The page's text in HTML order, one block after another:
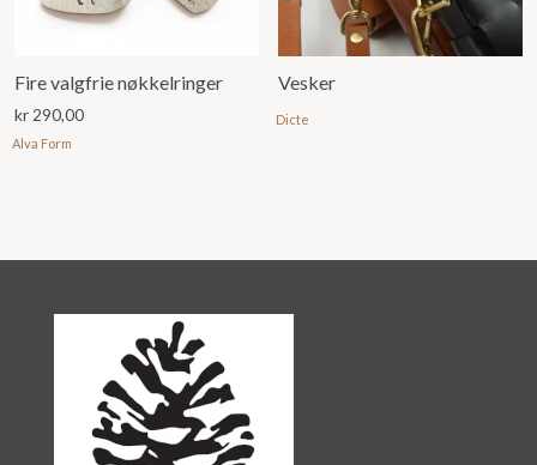
Fire valgfrie nøkkelringer
kr 290,00
Alva Form
Vesker
Dicte